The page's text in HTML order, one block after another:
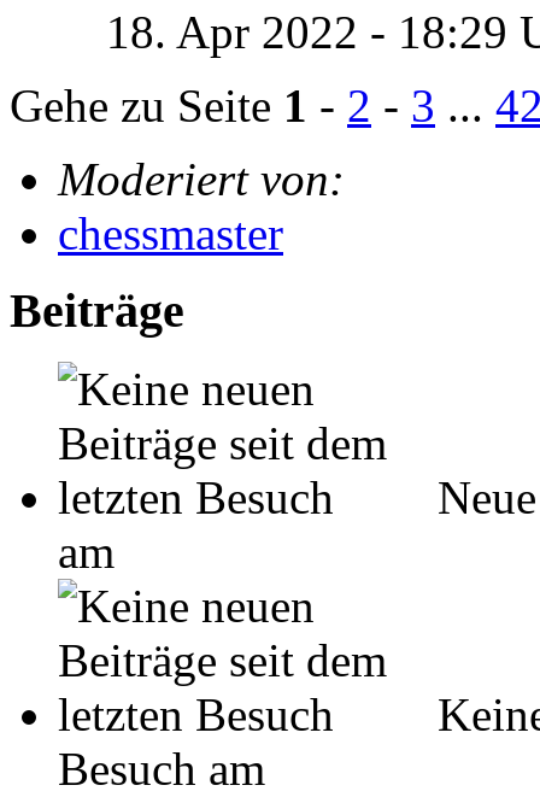
18. Apr 2022 - 18:29
Gehe zu Seite 1 - 2 - 3 ...
Moderiert von:
chessmaster
Beiträge
am
Besuch am